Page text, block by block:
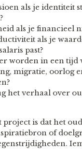
als je identiteit
als je financieel
als je
past?
worden in een tijd
migratie, oorlog
het verhaal over
project is dat het
of